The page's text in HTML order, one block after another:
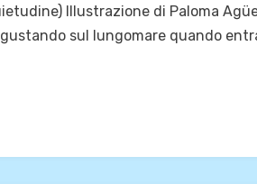
Illustrazione di Paloma
sul lungomare quando